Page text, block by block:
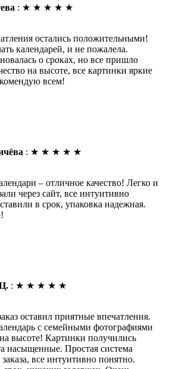
: ★ ★ ★ ★ ★
остались положительными!
календарей, и не пожалела.
о сроках, но все пришло
на высоте, все картинки яркие
всем!
: ★ ★ ★ ★ ★
– отличное качество! Легко и
через сайт, все интуитивно
в срок, упаковка надежная.
: ★ ★ ★ ★ ★
оставил приятные впечатления.
с семейными фотографиями
высоте! Картинки получились
насыщенные. Простая система
все интуитивно понятно.